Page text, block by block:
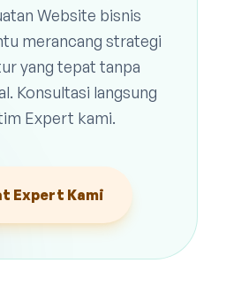
Website bisnis
merancang strategi
yang tepat tanpa
Konsultasi langsung
Expert kami.
Expert Kami